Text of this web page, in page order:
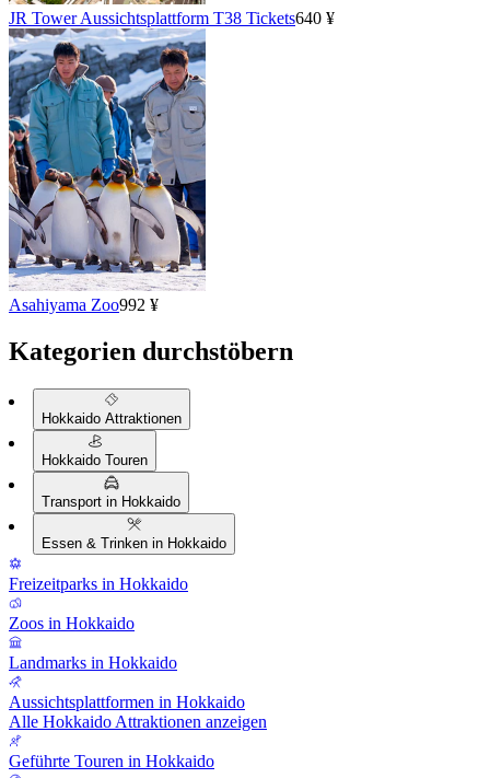
JR Tower Aussichtsplattform T38 Tickets640 ¥
Asahiyama Zoo992 ¥
Kategorien durchstöbern
Hokkaido Attraktionen
Hokkaido Touren
Transport in Hokkaido
Essen & Trinken in Hokkaido
Freizeitparks in Hokkaido
Zoos in Hokkaido
Landmarks in Hokkaido
Aussichtsplattformen in Hokkaido
Alle Hokkaido Attraktionen anzeigen
Geführte Touren in Hokkaido